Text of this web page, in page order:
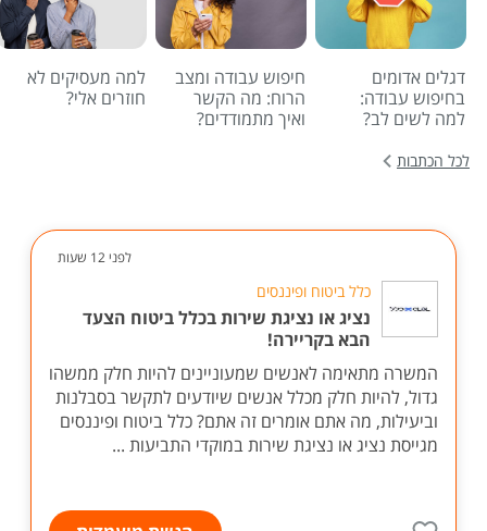
דגלים אדומים
בחיפוש עבודה:
למה לשים לב?
חיפוש עבודה ומצב
הרוח: מה הקשר
ואיך מתמודדים?
למה מעסיקים לא
חוזרים אלי?
לכל הכתבות
לפני 12 שעות
כלל ביטוח ופיננסים
נציג או נציגת שירות בכלל ביטוח הצעד
הבא בקריירה!
המשרה מתאימה לאנשים שמעוניינים להיות חלק ממשהו
גדול, להיות חלק מכלל אנשים שיודעים לתקשר בסבלנות
וביעילות, מה אתם אומרים זה אתם? כלל ביטוח ופיננסים
מגייסת נציג או נציגת שירות במוקדי התביעות ...